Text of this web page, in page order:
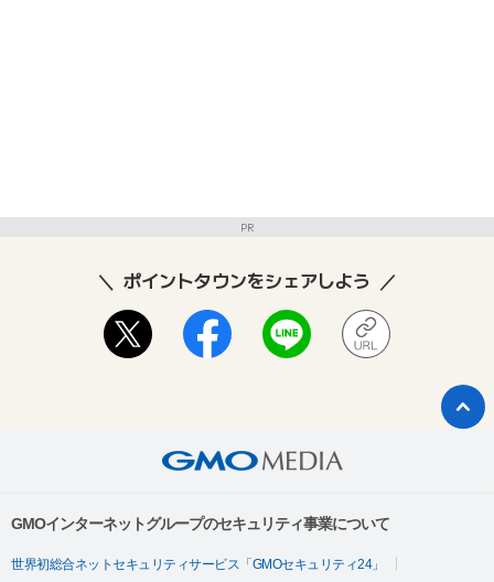
PR
ポイントタウンをシェアしよう
GMOインターネットグループのセキュリティ事業について
世界初総合ネットセキュリティサービス「GMOセキュリティ24」